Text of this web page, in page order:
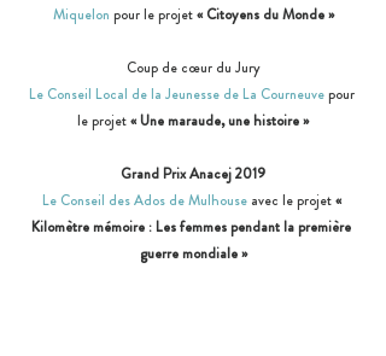
Miquelon pour le projet « Citoyens du Monde »
Coup de cœur du Jury
Le Conseil Local de la Jeunesse de La Courneuve pour
le projet « Une maraude, une histoire »
Grand Prix Anacej 2019
Le Conseil des Ados de Mulhouse avec le projet «
Kilomètre mémoire : Les femmes pendant la première
guerre mondiale »